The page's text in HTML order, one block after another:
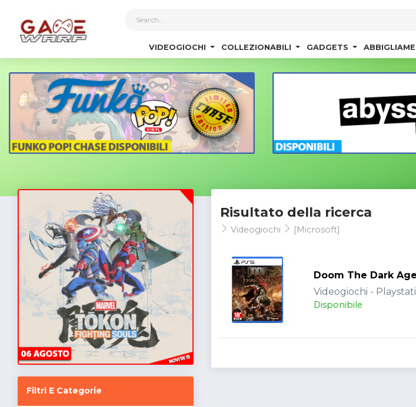
VIDEOGIOCHI COLLEZIONABILI GADGETS
Filtri E Categorie
Risultato della ricerca
Videogiochi [Microsoft]
Doom The Dark
Videogiochi -
Disponibile